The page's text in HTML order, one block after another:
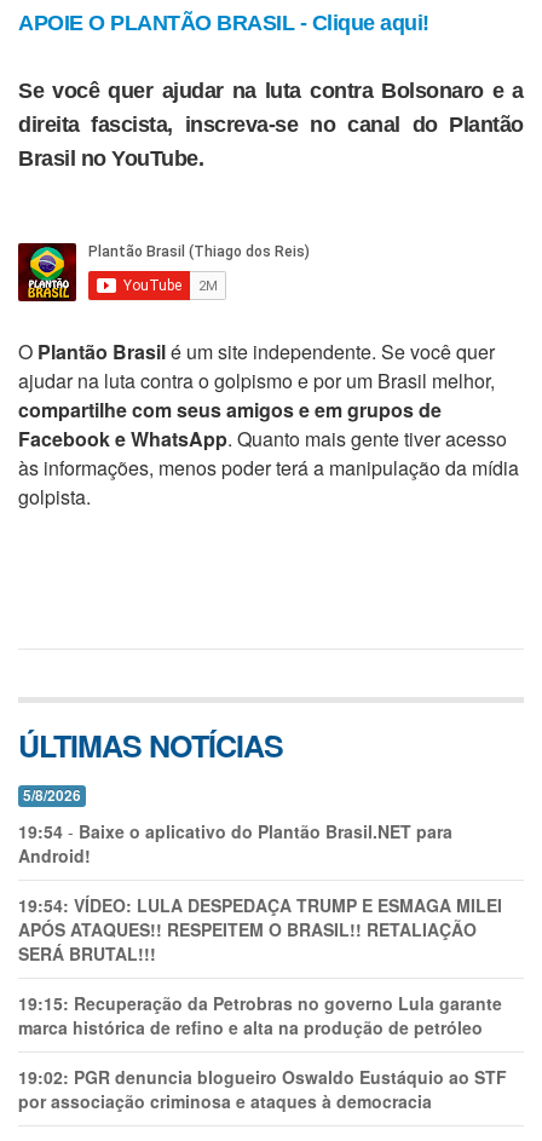
APOIE O PLANTÃO BRASIL - Clique aqui!
Se você quer ajudar na luta contra Bolsonaro e a
direita fascista, inscreva-se no canal do Plantão
Brasil no YouTube.
O Plantão Brasilé um site independente. Se você quer
ajudar na luta contra o golpismo e por um Brasil melhor,
compartilhe com seus amigos e em grupos de
Facebook e WhatsApp. Quanto mais gente tiver acesso
às informações, menos poder terá a manipulação da mídia
golpista.
ÚLTIMAS NOTÍCIAS
5/8/2026
19:54 - Baixe o aplicativo do Plantão Brasil.NET para
Android!
19:54: VÍDEO: LULA DESPEDAÇA TRUMP E ESMAGA MILEI
APÓS ATAQUES!! RESPEITEM O BRASIL!! RETALIAÇÃO
SERÁ BRUTAL!!!
19:15: Recuperação da Petrobras no governo Lula garante
marca histórica de refino e alta na produção de petróleo
19:02: PGR denuncia blogueiro Oswaldo Eustáquio ao STF
por associação criminosa e ataques à democracia